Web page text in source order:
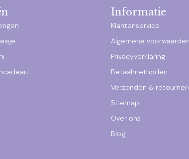
Informatie
Klantenservice
Algemene voorwaarden
Privacyverklaring
Betaalmethoden
Verzenden &
Sitemap
Over ons
Blog